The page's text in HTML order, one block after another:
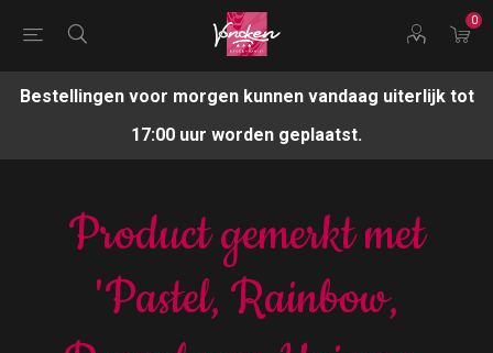
0
Bestellingen voor morgen kunnen vandaag uiterlijk tot
17:00 uur worden geplaatst.
Product gemerkt met
'Pastel, Rainbow,